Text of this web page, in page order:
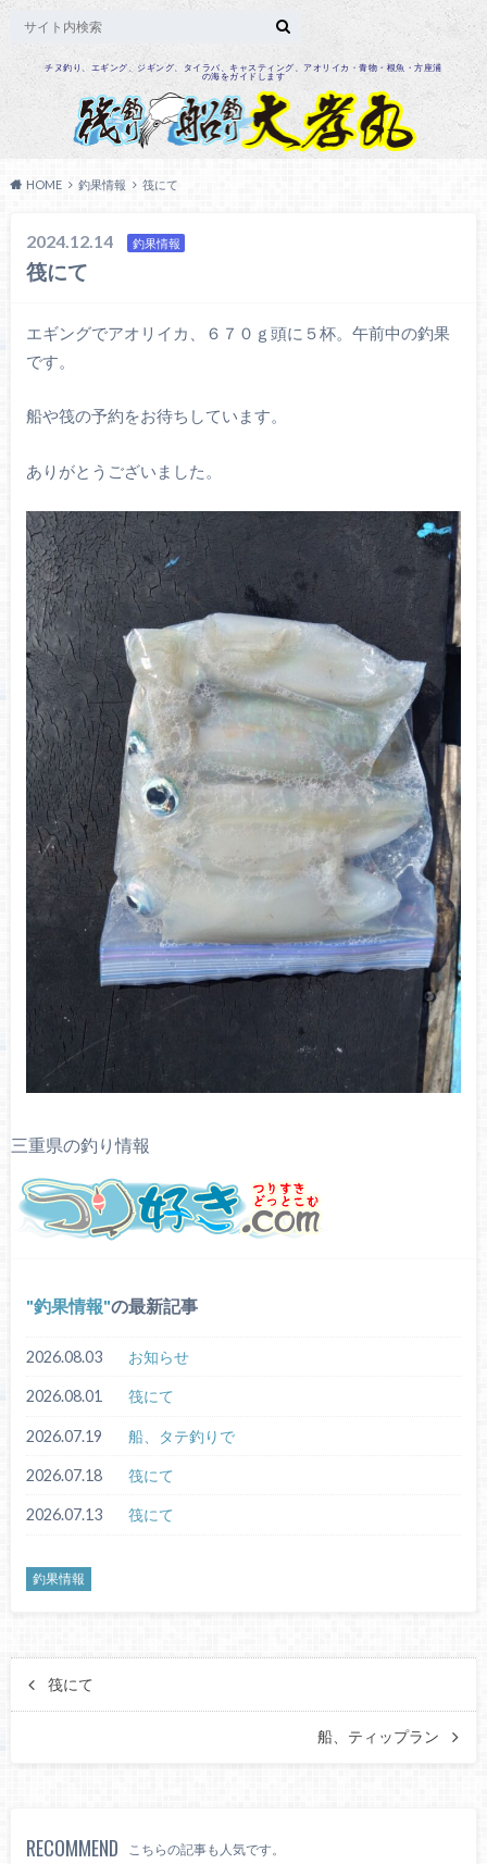
チヌ釣り、エギング、ジギング、タイラバ、キャスティング、アオリイカ・青物・根魚・方座浦
の海をガイドします
HOME 釣果情報 筏にて
2024.12.14 釣果情報
筏にて
エギングでアオリイカ、６７０ｇ頭に５杯。午前中の釣果
です。
船や筏の予約をお待ちしています。
ありがとうございました。
三重県の釣り情報
釣果情報 の最新記事
2026.08.03 お知らせ
2026.08.01 筏にて
2026.07.19 船、タテ釣りで
2026.07.18 筏にて
2026.07.13 筏にて
釣果情報
筏にて
船、ティップラン
RECOMMEND こちらの記事も人気です。